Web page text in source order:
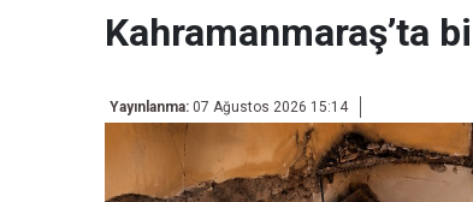
Kahramanmaraş’ta
Yayınlanma: 07 Ağustos 2026 15:14